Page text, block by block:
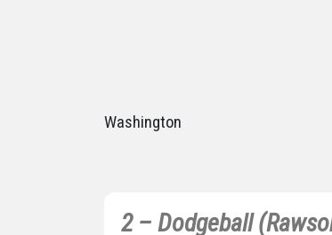
Washington
2 – Dodgeball